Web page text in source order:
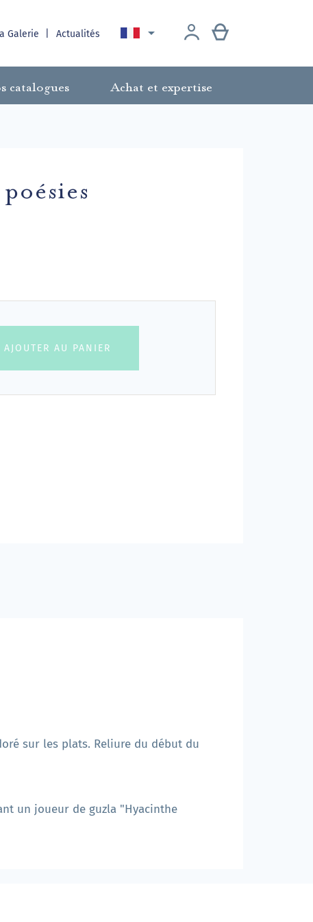
Galerie Actualités 
catalogues Achat et expertise
AJOUTER AU PANIER
sur les plats. Reliure du début du
un joueur de guzla "Hyacinthe